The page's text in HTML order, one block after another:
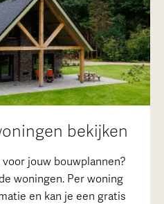
bekijken
jouw bouwplannen?
woningen. Per woning
en kan je een gratis